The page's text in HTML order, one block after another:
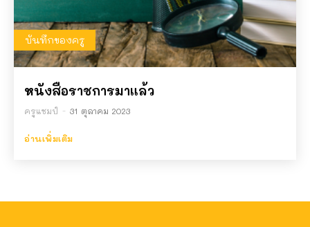
บันทึกของครู
หนังสือราชการมาแล้ว
ครูแชมป์ - 31 ตุลาคม 2023
อ่านเพิ่มเติม